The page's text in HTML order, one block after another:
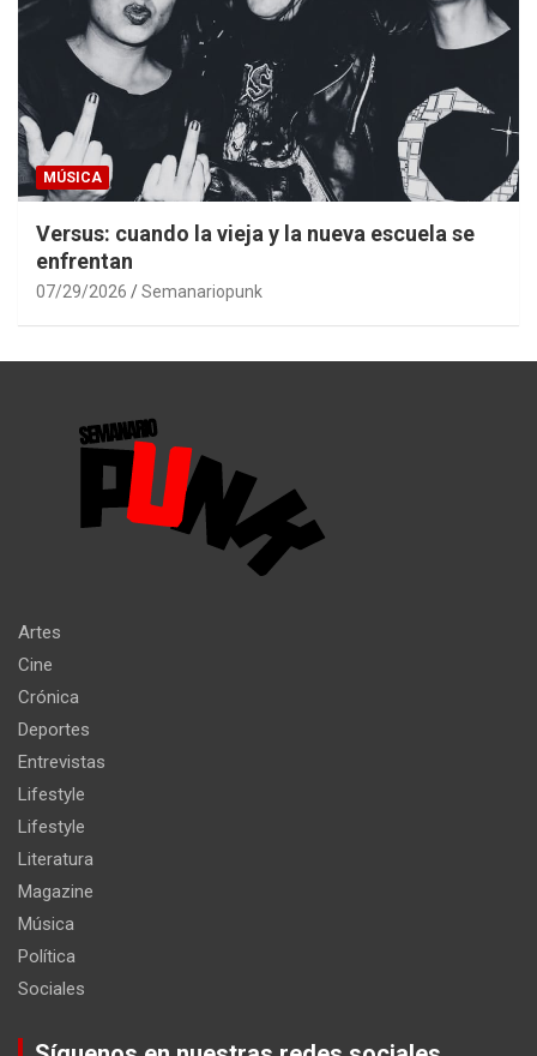
MÚSICA
Versus: cuando la vieja y la nueva escuela se
enfrentan
07/29/2026 Semanariopunk
Artes
Cine
Crónica
Deportes
Entrevistas
Lifestyle
Lifestyle
Literatura
Magazine
Música
Política
Sociales